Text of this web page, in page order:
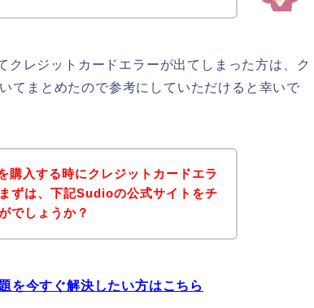
クレジットカードエラーが出てしまった方は、ク
てまとめたので参考にしていただけると幸いで
購入する時にクレジットカードエラ
ずは、下記Sudioの公式サイトをチ
でしょうか？
を今すぐ解決したい方はこちら